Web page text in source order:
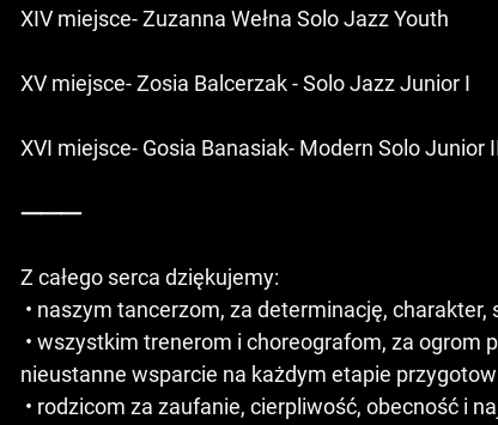
XIV miejsce- Zuzanna Wełna Solo Jazz Youth
XV miejsce- Zosia Balcerzak - Solo Jazz Junior I
XVI miejsce- Gosia Banasiak- Modern Solo Junior
⸻
Z całego serca dziękujemy:
• naszym tancerzom, za determinację,
nieustanne wsparcie na każdym etapie
• rodzicom za zaufanie, cierpliwość, obecność i